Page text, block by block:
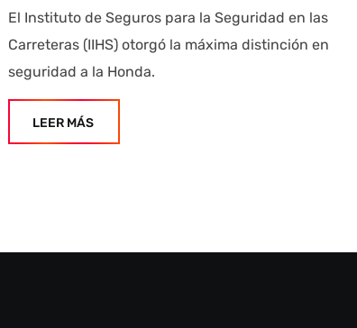
El Instituto de Seguros para la Seguridad en las
Carreteras (IIHS) otorgó la máxima distinción en
seguridad a la Honda.
LEER MÁS